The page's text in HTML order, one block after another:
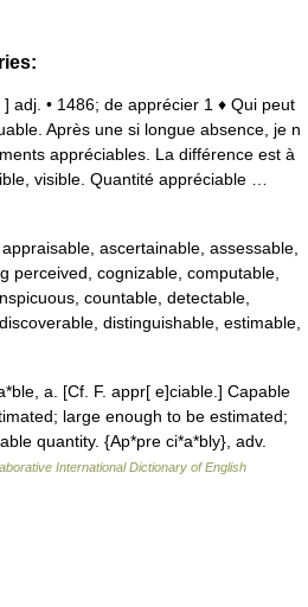
adj. • 1486; de apprécier 1 ♦ Qui peut
Après une si longue absence, je n
appréciables. La différence est à
visible. Quantité appréciable …
ascertainable, assessable,
perceived, cognizable, computable,
countable, detectable,
distinguishable, estimable,
a. [Cf. F. appr[ e]ciable.] Capable
large enough to be estimated;
quantity. {Ap*pre ci*a*bly}, adv.
International Dictionary of English